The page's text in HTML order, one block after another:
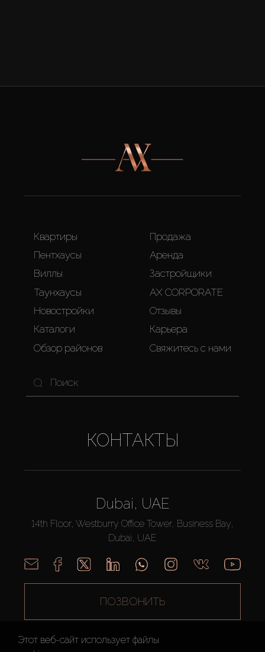
Квартиры
Пентхаусы
Виллы
Таунхаусы
Новостройки
Каталоги
Обзор районов
Продажа
Аренда
Застройщики
AX CORPORATE
Отзывы
Карьера
Свяжитесь с нами
КОНТАКТЫ
Dubai, UAE
14th Floor, Westburry Office Tower, Business Bay,
Dubai, UAE
ПОЗВОНИТЬ
Этот веб-сайт использует файлы